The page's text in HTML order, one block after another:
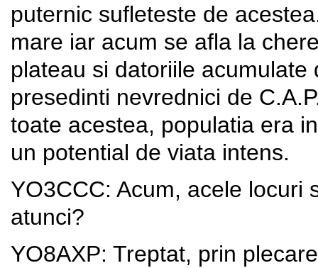
puternic sufleteste de
mare iar acum se afla la
plateau si datoriile
presedinti nevrednici de
toate acestea, populatia era
un potential de viata intens.
YO3CCC: Acum, acele locuri
atunci?
YO8AXP: Treptat, prin